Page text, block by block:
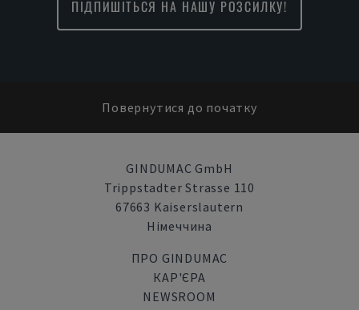
ПІДПИШІТЬСЯ НА НАШУ РОЗСИЛКУ!
Повернутися до початку
GINDUMAC GmbH
Trippstadter Strasse 110
67663 Kaiserslautern
Німеччина
ПРО GINDUMAC
КАР'ЄРА
NEWSROOM